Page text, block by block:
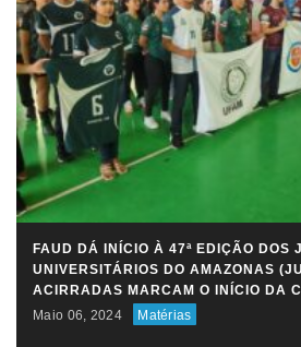
FAUD DÁ INÍCIO À 47ª EDIÇÃO DOS
UNIVERSITÁRIOS DO AMAZONAS
ACIRRADAS MARCAM O INÍCIO DA
Maio 06, 2024
Matérias